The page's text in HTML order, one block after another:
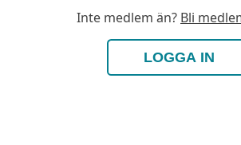
Inte medlem än? Bli
LOGGA IN